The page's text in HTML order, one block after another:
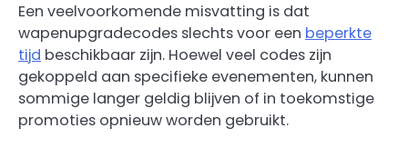
Een veelvoorkomende misvatting is dat
wapenupgradecodes slechts voor een beperkte
tijd beschikbaar zijn. Hoewel veel codes zijn
gekoppeld aan specifieke evenementen, kunnen
sommige langer geldig blijven of in toekomstige
promoties opnieuw worden gebruikt.